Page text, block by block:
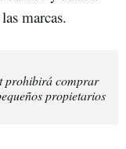
marcas.
prohibirá comprar
propietarios